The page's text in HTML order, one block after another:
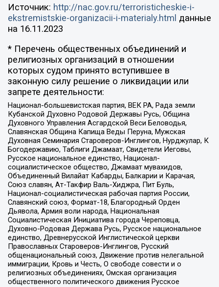
Источник: http://nac.gov.ru/terroristicheskie-i-
ekstremistskie-organizacii-i-materialy.html данные
на 16.11.2023
* Перечень общественных объединений и
религиозных организаций в отношении
которых судом принято вступившее в
законную силу решение о ликвидации или
запрете деятельности:
Национал-большевистская партия, ВЕК РА, Рада земли
Кубанской Духовно Родовой Державы Русь, Община
Духовного Управления Асгардской Веси Беловодья,
Славянская Община Капища Веды Перуна, Мужская
Духовная Семинария Староверов-Инглингов, Нурджулар, К
Богодержавию, Таблиги Джамаат, Свидетели Иеговы,
Русское национальное единство, Национал-
социалистическое общество, Джамаат мувахидов,
Объединенный Вилайат Кабарды, Балкарии и Карачая,
Союз славян, Ат-Такфир Валь-Хиджра, Пит Буль,
Национал-социалистическая рабочая партия России,
Славянский союз, Формат-18, Благородный Орден
Дьявола, Армия воли народа, Национальная
Социалистическая Инициатива города Череповца,
Духовно-Родовая Держава Русь, Русское национальное
единство, Древнерусской Инглистической церкви
Православных Староверов-Инглингов, Русский
общенациональный союз, Движение против нелегальной
иммиграции, Кровь и Честь, О свободе совести и о
религиозных объединениях, Омская организация
общественного политического движения Русское